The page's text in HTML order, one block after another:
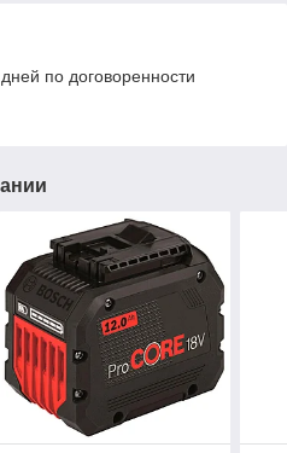
по договоренности